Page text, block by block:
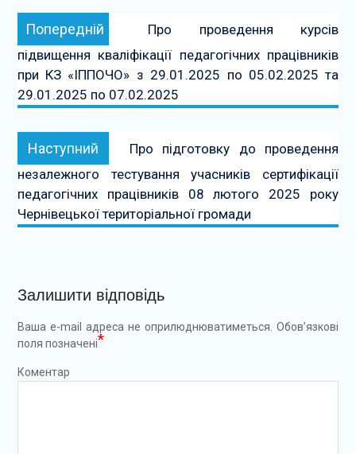
Навігація
записів
Попередній Попередній:
Про проведення курсів
підвищення кваліфікації педагогічних працівників
при КЗ «ІППОЧО» з 29.01.2025 по 05.02.2025 та
29.01.2025 по 07.02.2025
Наступний Наступний:
Про підготовку до проведення
незалежного тестування учасників сертифікації
педагогічних працівників 08 лютого 2025 року
Чернівецької територіальної громади
Залишити відповідь
Ваша e-mail адреса не оприлюднюватиметься. Обов’язкові
поля позначені*
Коментар